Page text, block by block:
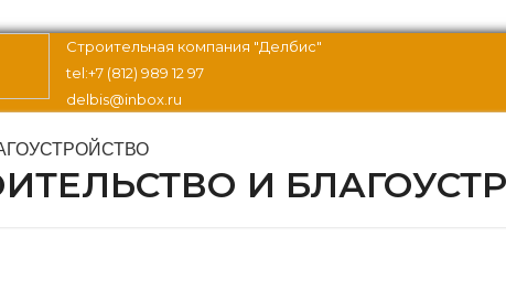
Строительная компания "Делбис"
tel:+7 (812) 989 12 97
delbis@inbox.ru
И